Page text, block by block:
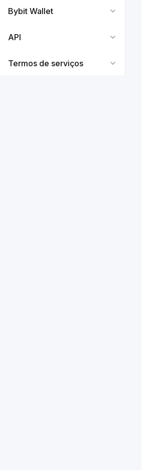
Bybit Wallet
API
Termos de serviços